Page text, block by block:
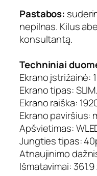
0
,
1
4
H
z
,
m
a
t
i
n
i
s
Pastabos:
nepilnas. Kilus
konsultantą.
Techniniai
Ekrano įstrižainė:
Ekrano tipas: SLIM.
Ekrano raiška:
Ekrano paviršius:
Apšvietimas:
Jungties tipas:
Atnaujinimo
Išmatavimai: 361.9